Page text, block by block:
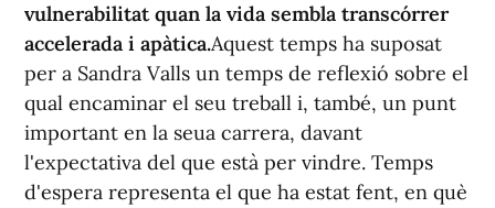
vulnerabilitat quan la vida sembla transcórrer
accelerada i apàtica.Aquest temps ha suposat
per a Sandra Valls un temps de reflexió sobre el
qual encaminar el seu treball i, també, un punt
important en la seua carrera, davant
l'expectativa del que està per vindre. Temps
d'espera representa el que ha estat fent, en què